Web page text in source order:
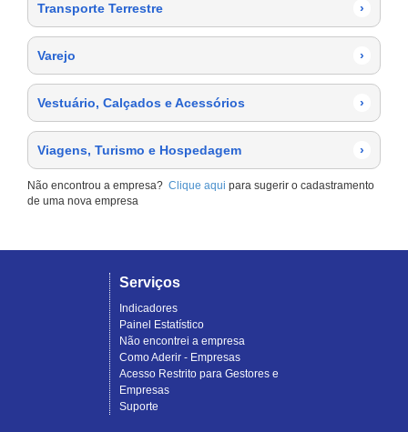
Transporte Terrestre ›
Varejo ›
Vestuário, Calçados e Acessórios ›
Viagens, Turismo e Hospedagem ›
Não encontrou a empresa? Clique aqui para sugerir o cadastramento
de uma nova empresa
Serviços
Indicadores
Painel Estatístico
Não encontrei a empresa
Como Aderir - Empresas
Acesso Restrito para Gestores e
Empresas
Suporte